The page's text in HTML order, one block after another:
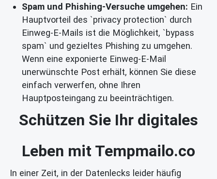
Spam und Phishing-Versuche umgehen: Ein
Hauptvorteil des `privacy protection` durch
Einweg-E-Mails ist die Möglichkeit, `bypass
spam` und gezieltes Phishing zu umgehen.
Wenn eine exponierte Einweg-E-Mail
unerwünschte Post erhält, können Sie diese
einfach verwerfen, ohne Ihren
Hauptposteingang zu beeinträchtigen.
Schützen Sie Ihr digitales
Leben mit Tempmailo.co
In einer Zeit, in der Datenlecks leider häufig